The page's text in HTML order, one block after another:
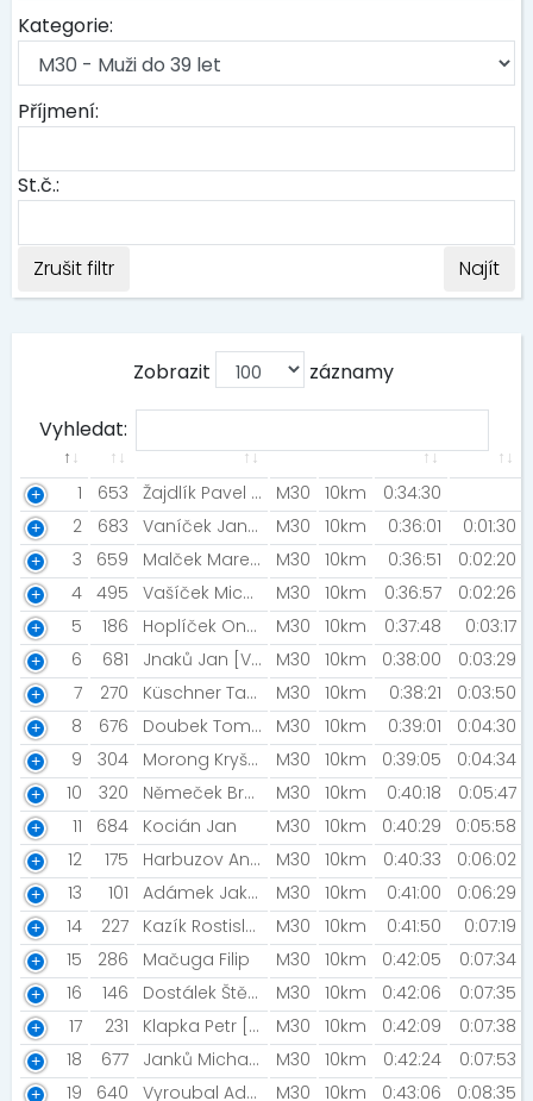
Kategorie:
Příjmení:
St.č.:
Zrušit filtr Najít
Zobrazit záznamy
Vyhledat:
1 653 Žajdlík Pavel [:)] M30 10km
0:34:30
2
683 Vaníček Jan [NIGHT RUN TEAM] M30 10km 0:36:01
0:01:30
3
659 Malček Marek [AK Zdravie v pohybe Lučatín] M30 10km 0:36:51
0:02:20
4 495 Vašíček Michal [SK Haná Orienteering] M30 10km 0:36:57
0:02:26
5
186 Hoplíček Ondřej [Extreme Obstacle Runners] M30 10km 0:37:48
0:03:17
6
681 Jnaků Jan [Voice bike Olomouc] M30 10km 0:38:00
0:03:29
7
270 Küschner Tadeáš [TJ Šumperk] M30 10km 0:38:21
0:03:50
8
676 Doubek Tomáš [CYKLO-SKI KLUB POLIČKA] M30 10km 0:39:01
0:04:30
9
304 Morong Kryštof M30 10km 0:39:05
0:04:34
10
320 Němeček Bronislav [Kos-tým] M30 10km 0:40:18
0:05:47
11
684 Kocián Jan M30 10km 0:40:29
0:05:58
12
175 Harbuzov Anton M30 10km 0:40:33
0:06:02
13
101 Adámek Jakub M30 10km 0:41:00
0:06:29
14
227 Kazík Rostislav M30 10km 0:41:50
0:07:19
15
286 Mačuga Filip M30 10km 0:42:05
0:07:34
16
146 Dostálek Štěpán [Simaland] M30 10km 0:42:06
0:07:35
17
231 Klapka Petr [AK panděra] M30 10km 0:42:09
0:07:38
18
677 Janků Michal [M. Team] M30 10km 0:42:24
0:07:53
19
640 Vyroubal Adam M30 10km 0:43:06 0:08:35